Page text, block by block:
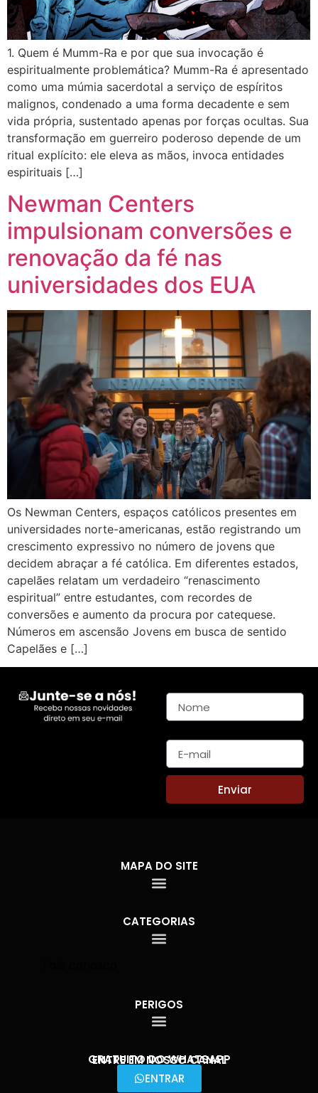
1. Quem é Mumm-Ra e por que sua invocação é
espiritualmente problemática? Mumm-Ra é apresentado
como uma múmia sacerdotal a serviço de espíritos
malignos, condenado a uma forma decadente e sem
vida própria, sustentado apenas por forças ocultas. Sua
transformação em guerreiro poderoso depende de um
ritual explícito: ele eleva as mãos, invoca entidades
espirituais […]
Newman Centers
impulsionam conversões e
renovação da fé nas
universidades dos EUA
Os Newman Centers, espaços católicos presentes em
universidades norte-americanas, estão registrando um
crescimento expressivo no número de jovens que
decidem abraçar a fé católica. Em diferentes estados,
capelães relatam um verdadeiro “renascimento
espiritual” entre estudantes, com recordes de
conversões e aumento da procura por catequese.
Números em ascensão Jovens em busca de sentido
Capelães e […]
Enviar
MAPA DO SITE
CATEGORIAS
PERIGOS
ENTRE EM NOSSO CANAL
GRATUITO DO WHATSAPP
ENTRAR